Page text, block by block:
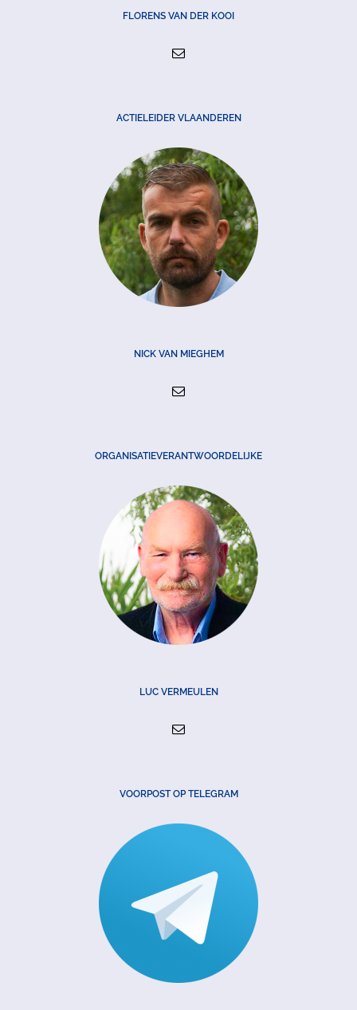
FLORENS VAN DER KOOI
ACTIELEIDER VLAANDEREN
NICK VAN MIEGHEM
ORGANISATIEVERANTWOORDELIJKE
LUC VERMEULEN
VOORPOST OP TELEGRAM